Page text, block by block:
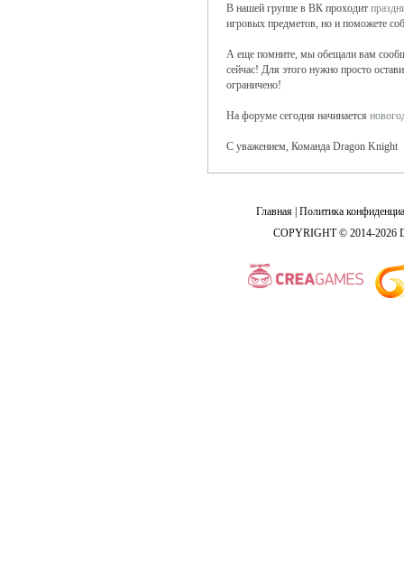
В нашей группе в ВК проходит
игровых предметов, но и поможете
А еще помните, мы обещали вам
сейчас! Для этого нужно просто
ограничено!
На форуме сегодня начинается
С уважением, Команда Dragon Knight
Главная Политика
COPYRIGHT © 2014-2026